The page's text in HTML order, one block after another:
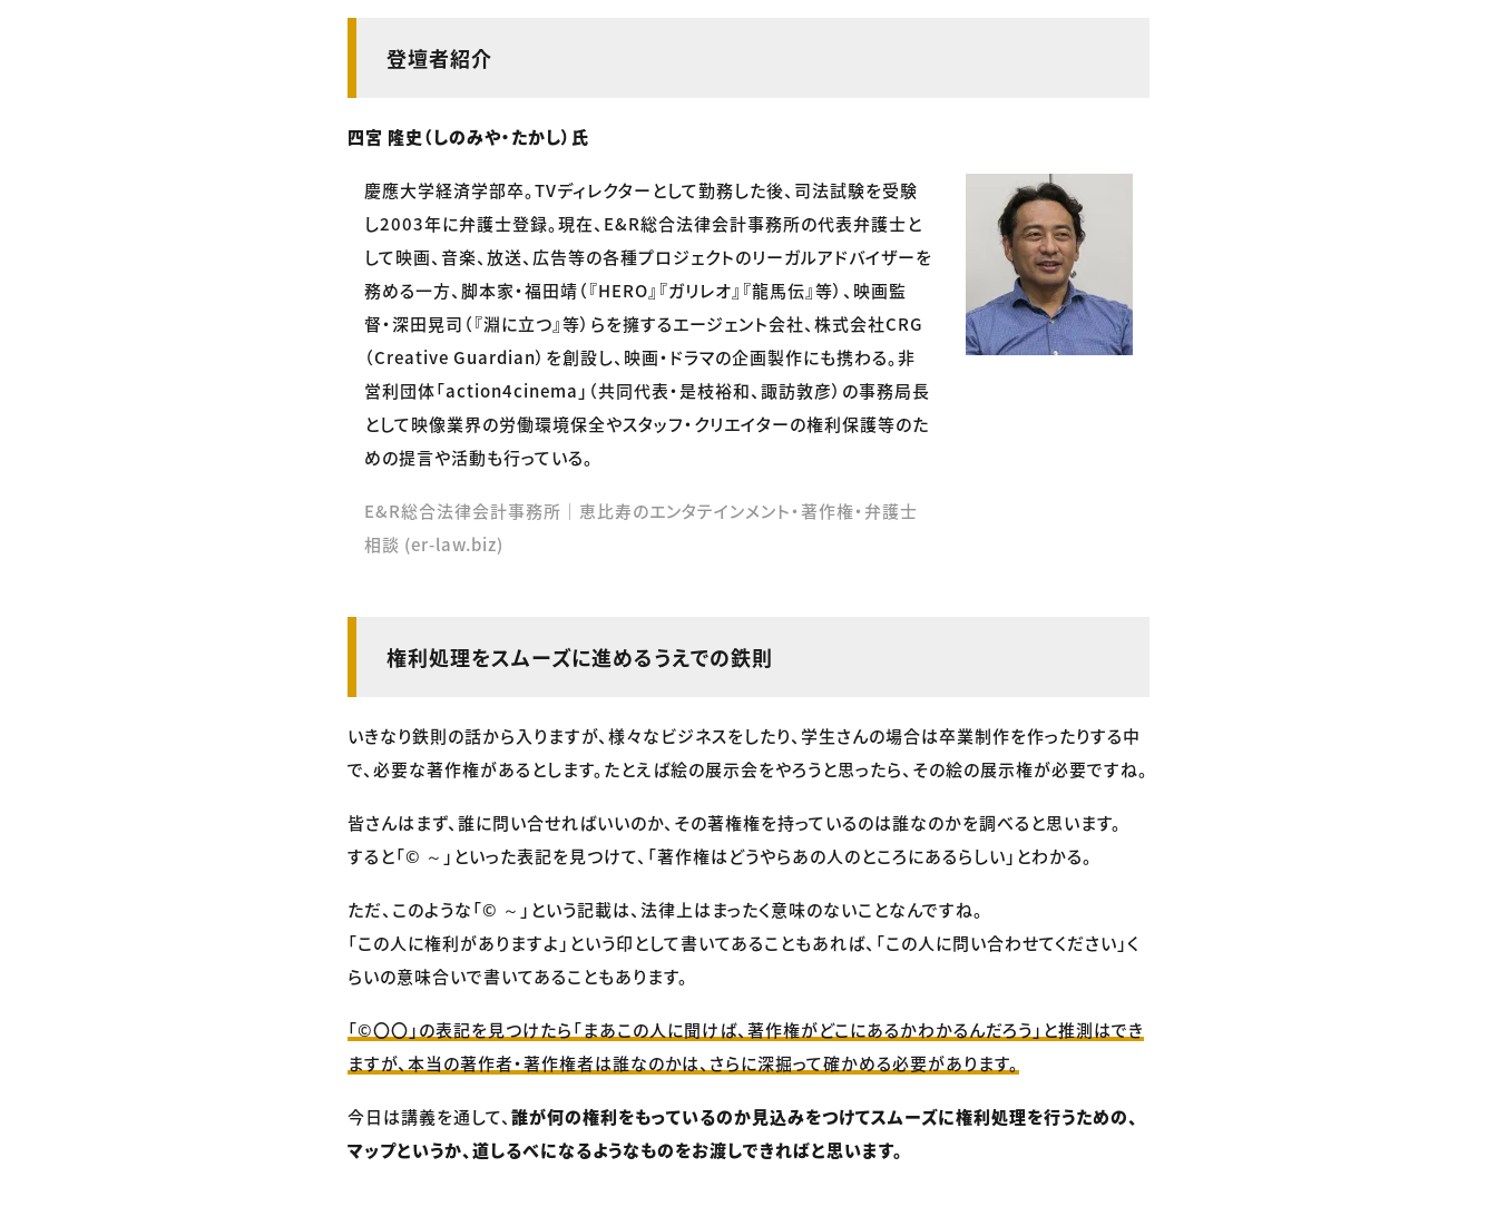
登壇者紹介
四宮 隆史（しのみや・たかし）氏
慶應大学経済学部卒。TVディレクターとして勤務した後、司法試験を受験
し2003年に弁護士登録。現在、E&R総合法律会計事務所の代表弁護士と
して映画、音楽、放送、広告等の各種プロジェクトのリーガルアドバイザーを
務める一方、脚本家・福田靖（『HERO』『ガリレオ』『龍馬伝』等）、映画監
督・深田晃司（『淵に立つ』等）らを擁するエージェント会社、株式会社CRG
（Creative Guardian）を創設し、映画・ドラマの企画製作にも携わる。非
営利団体「action4cinema」（共同代表・是枝裕和、諏訪敦彦）の事務局長
として映像業界の労働環境保全やスタッフ・クリエイターの権利保護等のた
めの提言や活動も行っている。
E&R総合法律会計事務所｜恵比寿のエンタテインメント・著作権・弁護士
相談 (er-law.biz)
権利処理をスムーズに進めるうえでの鉄則
いきなり鉄則の話から入りますが、様々なビジネスをしたり、学生さんの場合は卒業制作を作ったりする中
で、必要な著作権があるとします。たとえば絵の展示会をやろうと思ったら、その絵の展示権が必要ですね。
皆さんはまず、誰に問い合せればいいのか、その著権権を持っているのは誰なのかを調べると思います。
すると「© ～」といった表記を見つけて、「著作権はどうやらあの人のところにあるらしい」とわかる。
ただ、このような「© ～」という記載は、法律上はまったく意味のないことなんですね。
「この人に権利がありますよ」という印として書いてあることもあれば、「この人に問い合わせてください」く
らいの意味合いで書いてあることもあります。
「©〇〇」の表記を見つけたら「まあこの人に聞けば、著作権がどこにあるかわかるんだろう」と推測はでき
ますが、本当の著作者・著作権者は誰なのかは、さらに深掘って確かめる必要があります。
今日は講義を通して、 誰が何の権利をもっているのか見込みをつけてスムーズに権利処理を行うための、
マップというか、道しるべになるようなものをお渡しできればと思います。